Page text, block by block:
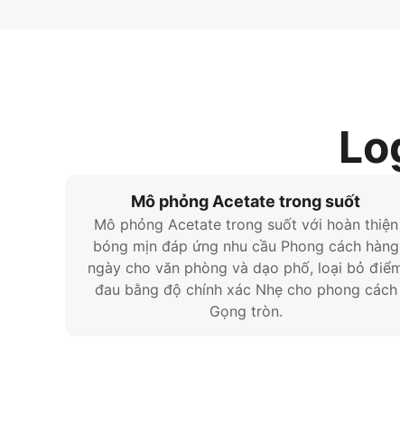
Mô phỏng Acetate trong suốt
Mô phỏng Acetate trong suốt với hoàn thiện
bóng mịn đáp ứng nhu cầu Phong cách hàng
ngày cho văn phòng và dạo phố, loại bỏ
đau bằng độ chính xác Nhẹ cho phong cách
Gọng tròn.